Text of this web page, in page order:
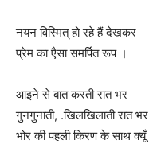
नयन विस्मित् हो रहे हैं देखकर
प्रेम का एैसा समर्पित रूप ।
आइने से बात करती रात भर
गुनगुनाती, .खिलखिलाती रात भर
भोर की पहली किरण के साथ क्यूँ